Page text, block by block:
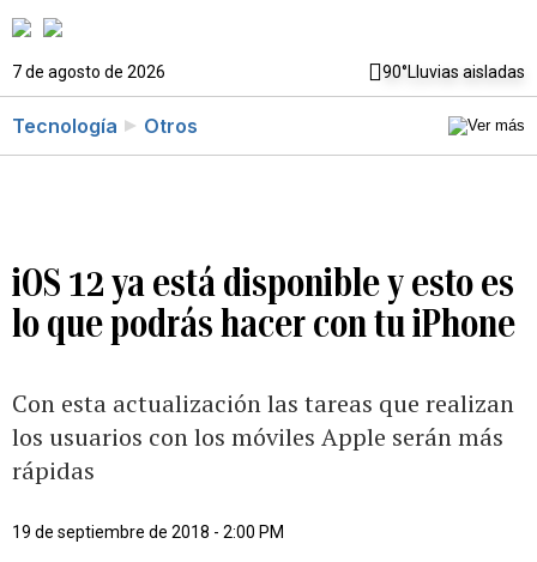
7 de agosto de 2026 90°Lluvias aisladas
Tecnología Otros
iOS 12 ya está disponible y esto es
lo que podrás hacer con tu iPhone
Con esta actualización las tareas que realizan
los usuarios con los móviles Apple serán más
rápidas
19 de septiembre de 2018 - 2:00 PM